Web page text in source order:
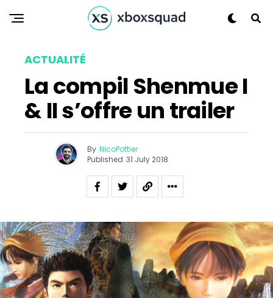
ACTUALITÉ
La compil Shenmue I
& II s’offre un trailer
By NicoPottier
Published 31 July 2018